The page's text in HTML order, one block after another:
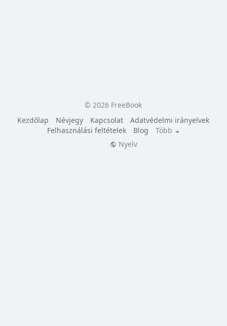
© 2026 FreeBook
Kezdőlap
Névjegy Kapcsolat
Adatvédelmi irányelvek
Felhasználási feltételek
Blog
Több
Nyelv